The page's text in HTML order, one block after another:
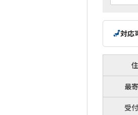
最
受
対応